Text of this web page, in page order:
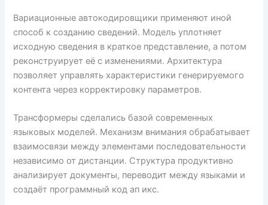
Вариационные автокодировщики применяют иной
способ к созданию сведений. Модель уплотняет
исходную сведения в краткое представление, а потом
реконструирует её с изменениями. Архитектура
позволяет управлять характеристики генерируемого
контента через корректировку параметров.
Трансформеры сделались базой современных
языковых моделей. Механизм внимания обрабатывает
взаимосвязи между элементами последовательности
независимо от дистанции. Структура продуктивно
анализирует документы, переводит между языками и
создаёт программный код ап икс.